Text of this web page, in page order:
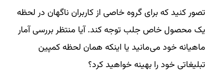
تصور کنید که برای گروه خاصی از کاربران ناگهان در لحظه
یک محصول خاص جلب توجه کند. آیا منتظر بررسی آمار
ماهیانه خود می‌مانید یا اینکه همان لحظه کمپین
تبلیغاتی خود را بهینه خواهید کرد؟